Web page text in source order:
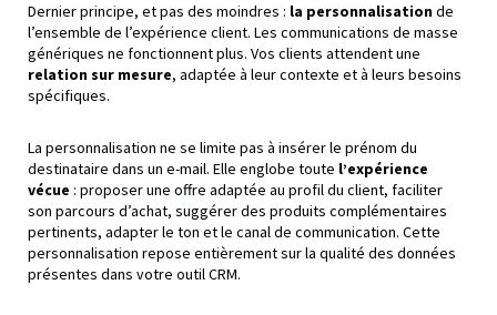
Dernier principe, et pas des moindres : la personnalisationde
l’ensemble de l’expérience client. Les communications de masse
génériques ne fonctionnent plus. Vos clients attendent une
relation sur mesure, adaptée à leur contexte et à leurs besoins
spécifiques.
La personnalisation ne se limite pas à insérer le prénom du
destinataire dans un e-mail. Elle englobe toute l’expérience
vécue : proposer une offre adaptée au profil du client, faciliter
son parcours d’achat, suggérer des produits complémentaires
pertinents, adapter le ton et le canal de communication. Cette
personnalisation repose entièrement sur la qualité des données
présentes dans votre outil CRM.